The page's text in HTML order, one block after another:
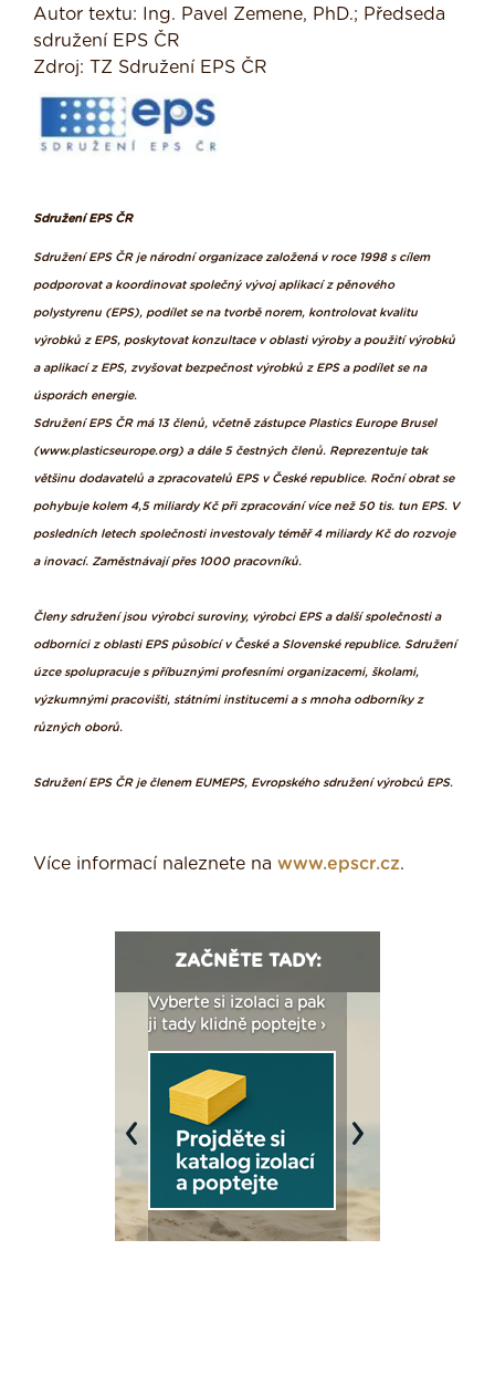
Autor textu: Ing. Pavel Zemene, PhD.; Předseda
sdružení EPS ČR
Zdroj: TZ Sdružení EPS ČR
Sdružení EPS ČR
Sdružení EPS ČR je národní organizace založená v roce 1998 s cílem
podporovat a koordinovat společný vývoj aplikací z pěnového
polystyrenu (EPS), podílet se na tvorbě norem, kontrolovat kvalitu
výrobků z EPS, poskytovat konzultace v oblasti výroby a použití výrobků
a aplikací z EPS, zvyšovat bezpečnost výrobků z EPS a podílet se na
úsporách energie.
Sdružení EPS ČR má 13 členů, včetně zástupce Plastics Europe Brusel
(www.plasticseurope.org) a dále 5 čestných členů. Reprezentuje tak
většinu dodavatelů a zpracovatelů EPS v České republice. Roční obrat se
pohybuje kolem 4,5 miliardy Kč při zpracování více než 50 tis. tun EPS. V
posledních letech společnosti investovaly téměř 4 miliardy Kč do rozvoje
a inovací. Zaměstnávají přes 1000 pracovníků.
Členy sdružení jsou výrobci suroviny, výrobci EPS a další společnosti a
odborníci z oblasti EPS působící v České a Slovenské republice. Sdružení
úzce spolupracuje s příbuznými profesními organizacemi, školami,
výzkumnými pracovišti, státními institucemi a s mnoha odborníky z
různých oborů.
Sdružení EPS ČR je členem EUMEPS, Evropského sdružení výrobců EPS.
Více informací naleznete na www.epscr.cz.
ZAČNĚTE TADY:
Vyberte si izolaci a pak
ji tady klidně poptejte ›
Previous Next